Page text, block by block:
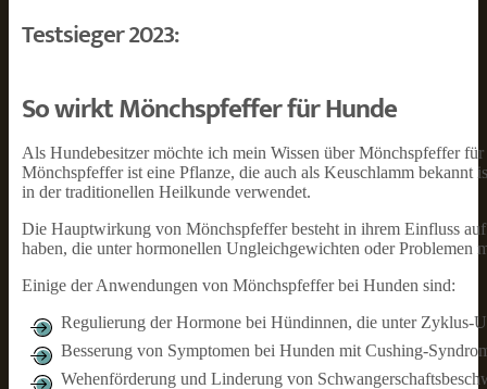
Testsieger 2023:
So wirkt Mönchspfeffer für Hunde
Als Hundebesitzer möchte ich mein Wissen über Mönchspfeffer
Mönchspfeffer ist eine Pflanze, die auch als Keuschlamm bekannt
in der traditionellen Heilkunde verwendet.
Die Hauptwirkung von Mönchspfeffer besteht in ihrem Einfluss
haben, die unter hormonellen Ungleichgewichten oder Problemen
Einige der Anwendungen von Mönchspfeffer bei Hunden sind:
Regulierung der Hormone bei Hündinnen, die unter Zyklus-
Besserung von Symptomen bei Hunden mit Cushing-
Wehenförderung und Linderung von